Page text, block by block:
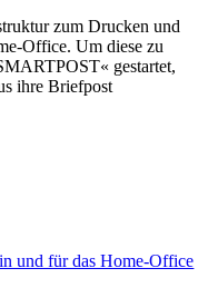
zum Drucken und
Office. Um diese zu
gestartet,
ihre Briefpost
und für das Home-Office